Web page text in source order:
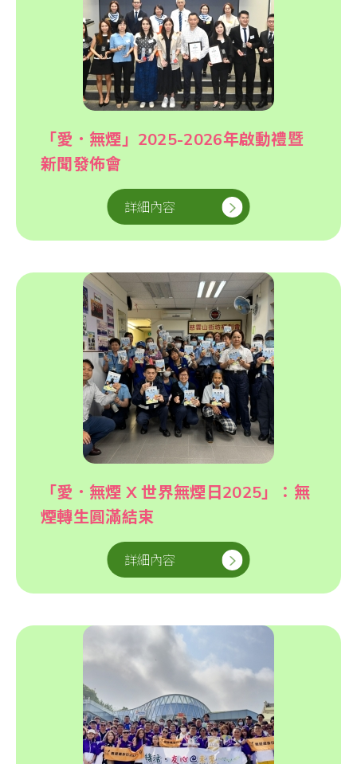
「愛．無煙」2025-2026年啟動禮暨
新聞發佈會
詳細內容
「愛．無煙 X 世界無煙日2025」：無
煙轉生圓滿結束
詳細內容